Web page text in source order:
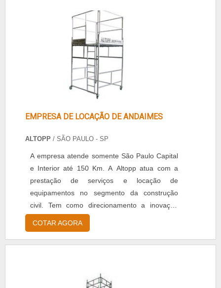
EMPRESA DE LOCAÇÃO DE ANDAIMES
ALTOPP / SÃO PAULO - SP
A empresa atende somente São Paulo Capital
e Interior até 150 Km. A Altopp atua com a
prestação de serviços e locação de
equipamentos no segmento da construção
civil. Tem como direcionamento a inovação
para atender da melhor forma as
necessidades do cliente e o dinamismo do
rompedores. Atende clientes como
COTAR AGORA